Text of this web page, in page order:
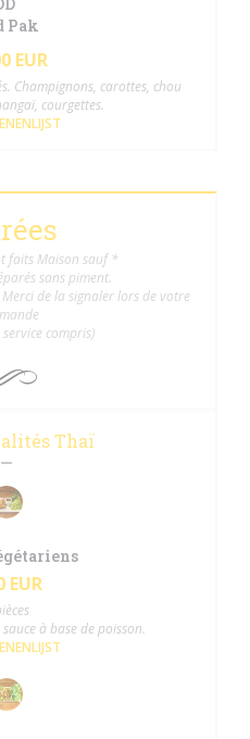
Pak
EUR
Champignons, carottes, chou
courgettes.
faits Maison sauf *
sans piment.
de la signaler lors de votre
service compris)
Thaï
EUR
à base de poisson.